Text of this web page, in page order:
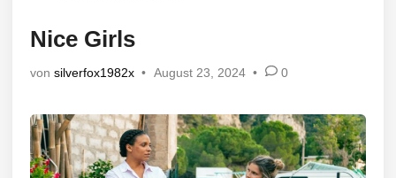
Nice Girls
von silverfox1982x • August 23, 2024 • 0